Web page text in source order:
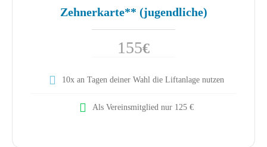
Zehnerkarte** (jugendliche)
155€
10x an Tagen deiner Wahl die Liftanlage nutzen
Als Vereinsmitglied nur 125 €